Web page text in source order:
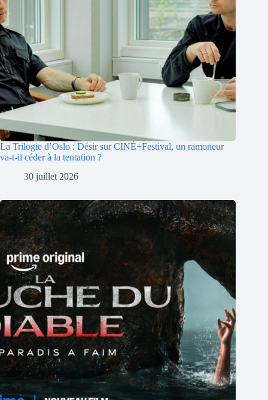
La Trilogie d’Oslo : Désir sur CINÉ+Festival, un ramoneur
va-t-il céder à la tentation ?
30 juillet 2026